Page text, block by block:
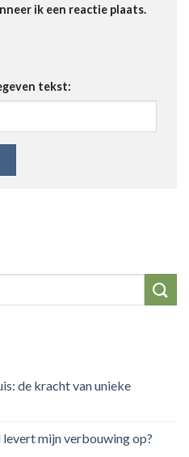
de kracht van unieke
mijn verbouwing op?
ik een reactie plaats.
tekst: